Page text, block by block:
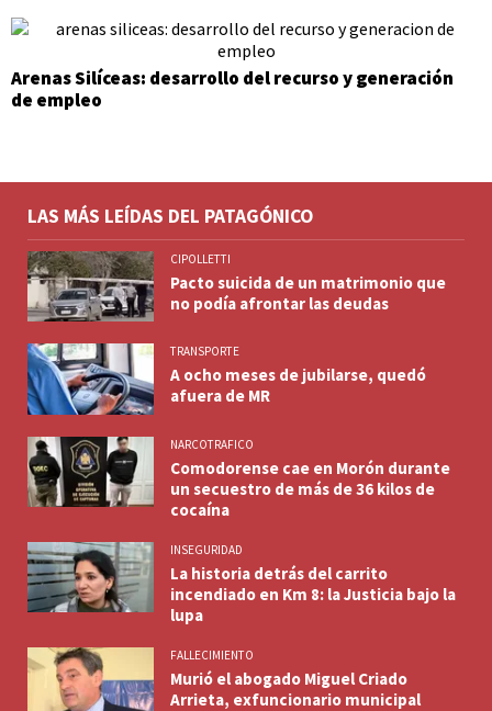
Arenas Silíceas: desarrollo del recurso y generación
de empleo
LAS MÁS LEÍDAS DEL PATAGÓNICO
CIPOLLETTI
Pacto suicida de un matrimonio que
no podía afrontar las deudas
TRANSPORTE
A ocho meses de jubilarse, quedó
afuera de MR
NARCOTRAFICO
Comodorense cae en Morón durante
un secuestro de más de 36 kilos de
cocaína
INSEGURIDAD
La historia detrás del carrito
incendiado en Km 8: la Justicia bajo la
lupa
FALLECIMIENTO
Murió el abogado Miguel Criado
Arrieta, exfuncionario municipal